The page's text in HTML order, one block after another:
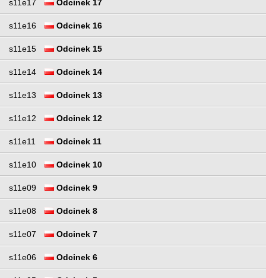
s11e17 Odcinek 17
s11e16 Odcinek 16
s11e15 Odcinek 15
s11e14 Odcinek 14
s11e13 Odcinek 13
s11e12 Odcinek 12
s11e11 Odcinek 11
s11e10 Odcinek 10
s11e09 Odcinek 9
s11e08 Odcinek 8
s11e07 Odcinek 7
s11e06 Odcinek 6